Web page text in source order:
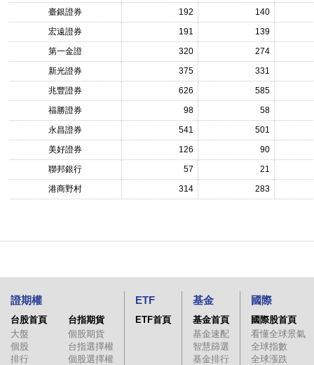
臺銀證券
192
140
宏遠證券
191
139
第一金證
320
274
新光證券
375
331
兆豐證券
626
585
福勝證券
98
58
永昌證券
541
501
美好證券
126
90
聯邦銀行
57
21
港商野村
314 283
證期權
台股首頁
大盤
個股
排行
台指期貨
個股期貨
台指選擇權
個股選擇權
ETF
ETF首頁
基金
基金首頁
基金速配
智慧篩選
基金排行
國際
國際股首頁
看懂全球景氣
全球指數
全球漲跌